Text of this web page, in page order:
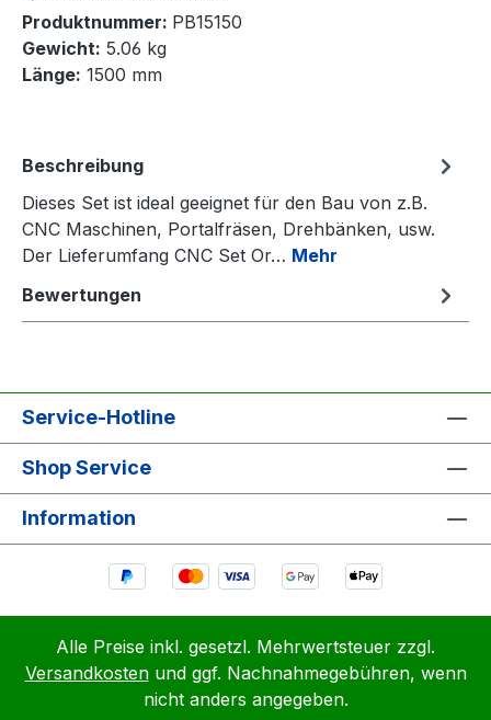
Produktnummer: PB15150
Gewicht: 5.06 kg
Länge: 1500 mm
Beschreibung
Dieses Set ist ideal geeignet für den Bau von z.B.
CNC Maschinen, Portalfräsen, Drehbänken, usw.
Der Lieferumfang CNC Set Or… Mehr
Bewertungen
Service-Hotline
Shop Service
Information
Alle Preise inkl. gesetzl. Mehrwertsteuer zzgl.
Versandkostenund ggf. Nachnahmegebühren, wenn
nicht anders angegeben.